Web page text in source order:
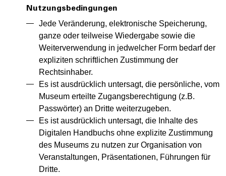
Nutzungsbedingungen
Jede Veränderung, elektronische Speicherung,
ganze oder teilweise Wiedergabe sowie die
Weiterverwendung in jedwelcher Form bedarf der
expliziten schriftlichen Zustimmung der
Rechtsinhaber.
Es ist ausdrücklich untersagt, die persönliche, vom
Museum erteilte Zugangsberechtigung (z.B.
Passwörter) an Dritte weiterzugeben.
Es ist ausdrücklich untersagt, die Inhalte des
Digitalen Handbuchs ohne explizite Zustimmung
des Museums zu nutzen zur Organisation von
Veranstaltungen, Präsentationen, Führungen für
Dritte.